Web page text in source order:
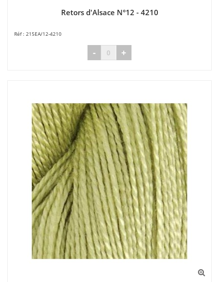
Retors d'Alsace N°12 - 4210
215EA/12-4210
- +